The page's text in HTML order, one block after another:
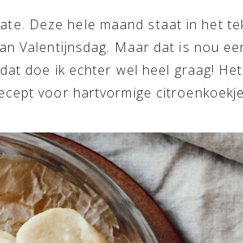
Deze hele maand staat in het
Valentijnsdag. Maar dat is nou
doe ik echter wel heel graag!
voor hartvormige